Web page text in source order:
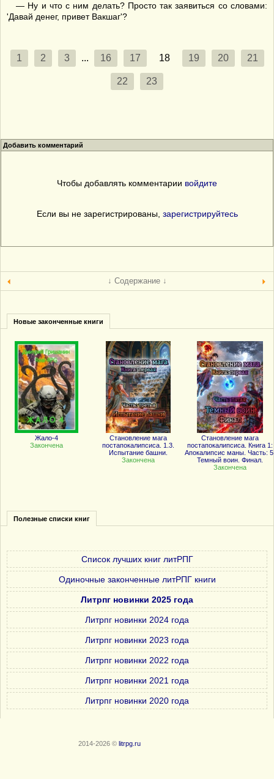
— Ну и что с ним делать? Просто так заявиться со словами:
'Давай денег, привет Вакшаг'?
1 2 3 ... 16 17 18 19 20 21
22 23
Добавить комментарий
Чтобы добавлять комментарии войдите
Если вы не зарегистрированы, зарегистрируйтесь
↓ Содержание ↓
Новые законченные книги
Жало-4
Закончена
Становление мага
постапокалипсиса. 1.3.
Испытание башни.
Закончена
Становление мага
постапокалипсиса. Книга 1:
Апокалипсис маны. Часть:
Темный воин. Финал.
Закончена
Полезные списки книг
Список лучших книг литРПГ
Одиночные законченные литРПГ книги
Литрпг новинки 2025 года
Литрпг новинки 2024 года
Литрпг новинки 2023 года
Литрпг новинки 2022 года
Литрпг новинки 2021 года
Литрпг новинки 2020 года
2014-2026 © litrpg.ru